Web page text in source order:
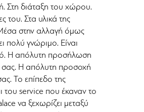
Στη διάταξη του χώρου.
του. Στα υλικά της
στην αλλαγή όμως
πολύ γνώριμο. Είναι
Η απόλυτη προσήλωση
σας. Η απόλυτη προσοχή
Το επίπεδο της
του service που έκαναν το
να ξεχωρίζει μεταξύ